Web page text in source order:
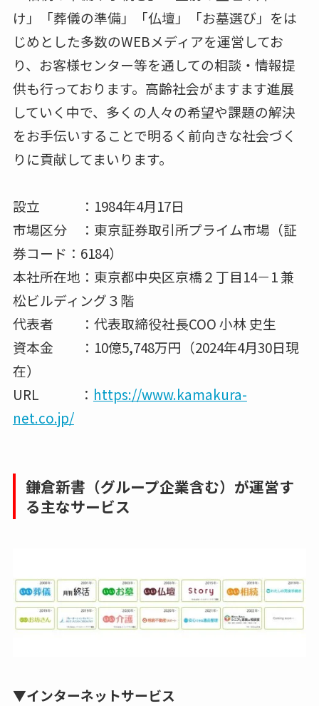
け」「葬儀の準備」「仏壇」「お墓選び」をは
じめとした多数のWEBメディアを運営してお
り、お客様センター等を通しての相談・情報提
供も行っております。高齢社会がますます進展
していく中で、多くの人々の希望や課題の解決
をお手伝いすることで明るく前向きな社会づく
りに貢献してまいります。
設立 ：1984年4月17日
市場区分 ：東京証券取引所プライム市場（証
券コード：6184）
本社所在地：東京都中央区京橋２丁目14－1 兼
松ビルディング３階
代表者 ：代表取締役社長COO 小林 史生
資本金 ：10億5,748万円（2024年4月30日現
在）
URL ： https://www.kamakura-
net.co.jp/
鎌倉新書（グループ企業含む）が運営す
る主なサービス
▼インターネットサービス